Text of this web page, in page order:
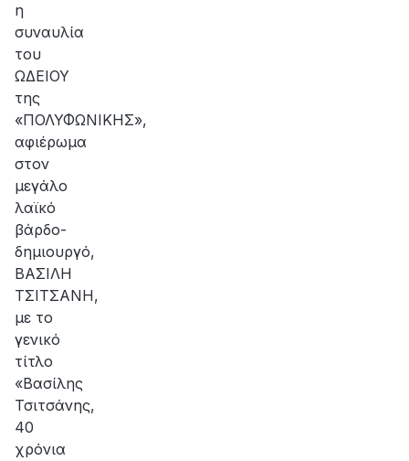
η
συναυλία
του
ΩΔΕΙΟΥ
της
«ΠΟΛΥΦΩΝΙΚΗΣ»,
αφιέρωμα
στον
μεγάλο
λαϊκό
βάρδο-
δημιουργό,
ΒΑΣΙΛΗ
ΤΣΙΤΣΑΝΗ,
με το
γενικό
τίτλο
«Βασίλης
Τσιτσάνης,
40
χρόνια